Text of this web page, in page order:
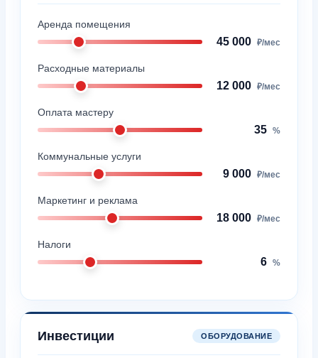
Аренда помещения
45 000 ₽/мес
Расходные материалы
12 000 ₽/мес
Оплата мастеру
35 %
Коммунальные услуги
9 000 ₽/мес
Маркетинг и реклама
18 000 ₽/мес
Налоги
6 %
Инвестиции ОБОРУДОВАНИЕ